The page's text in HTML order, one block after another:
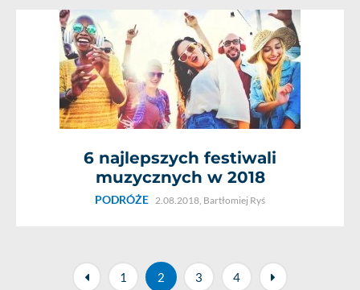
6 najlepszych festiwali
muzycznych w 2018
PODRÓŻE 2.08.2018, Bartłomiej Ryś
1 2 3 4